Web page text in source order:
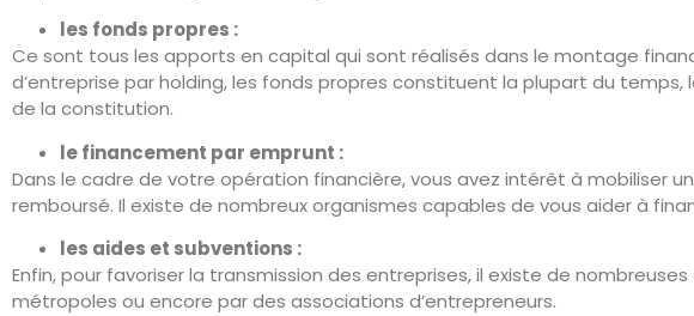
les fonds propres :
Ce sont tous les apports en capital qui sont réalisés dans le montage
d’entreprise par holding, les fonds propres constituent la plupart du
de la constitution.
le financement par emprunt :
Dans le cadre de votre opération financière, vous avez intérêt à mobiliser
remboursé. Il existe de nombreux organismes capables de vous aider à
les aides et subventions :
Enfin, pour favoriser la transmission des entreprises, il existe de
métropoles ou encore par des associations d’entrepreneurs.